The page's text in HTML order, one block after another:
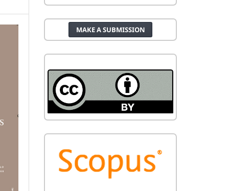
MAKE A SUBMISSION